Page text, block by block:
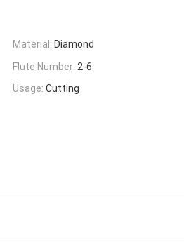
Material: Diamond
Flute Number: 2-6
Usage: Cutting